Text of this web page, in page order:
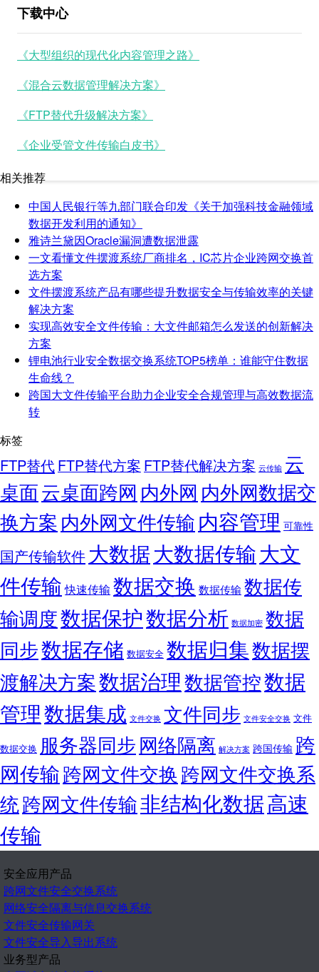
下载中心
《大型组织的现代化内容管理之路》
《混合云数据管理解决方案》
《FTP替代升级解决方案》
《企业受管文件传输白皮书》
相关推荐
中国人民银行等九部门联合印发《关于加强科技金融领域
数据开发利用的通知》
雅诗兰黛因Oracle漏洞遭数据泄露
一文看懂文件摆渡系统厂商排名，IC芯片企业跨网交换首
选方案
文件摆渡系统产品有哪些提升数据安全与传输效率的关键
解决方案
实现高效安全文件传输：大文件邮箱怎么发送的创新解决
方案
锂电池行业安全数据交换系统TOP5榜单：谁能守住数据
生命线？
跨国大文件传输平台助力企业安全合规管理与高效数据流
转
标签
FTP替代FTP替代方案 FTP替代解决方案 云传输 云
桌面云桌面跨网 内外网 内外网数据交
换方案内外网文件传输内容管理 可靠性
国产传输软件 大数据大数据传输大文
件传输 快速传输 数据交换 数据传输数据传
输调度数据保护数据分析 数据加密 数据
同步数据存储 数据安全 数据归集数据摆
渡解决方案数据治理数据管控数据
管理数据集成 文件交换 文件同步 文件安全交换 文件
数据交换 服务器同步网络隔离 解决方案 跨国传输 跨
网传输跨网文件交换跨网文件交换系
统跨网文件传输非结构化数据高速
传输
安全应用产品
跨网文件安全交换系统
网络安全隔离与信息交换系统
文件安全传输网关
文件安全导入导出系统
业务型产品